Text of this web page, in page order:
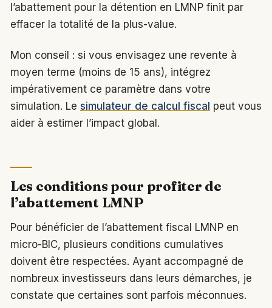
l’abattement pour la détention en LMNP finit par
effacer la totalité de la plus-value.
Mon conseil : si vous envisagez une revente à
moyen terme (moins de 15 ans), intégrez
impérativement ce paramètre dans votre
simulation. Le simulateur de calcul fiscal peut vous
aider à estimer l’impact global.
Les conditions pour profiter de
l’abattement LMNP
Pour bénéficier de l’abattement fiscal LMNP en
micro-BIC, plusieurs conditions cumulatives
doivent être respectées. Ayant accompagné de
nombreux investisseurs dans leurs démarches, je
constate que certaines sont parfois méconnues.